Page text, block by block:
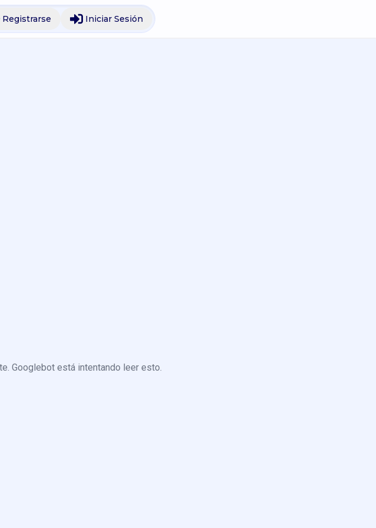
Registrarse Iniciar Sesión
Googlebot está intentando leer esto.